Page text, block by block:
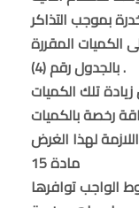
بموجب التذاكر
الكميات المقررة
بالجدول رقم (4) .
تلك الكميات
رخصة بالكميات
مادة 15
الواجب توافرها